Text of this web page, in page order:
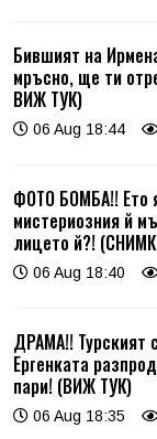
Бившият на
мръсно, ще ти
ВИЖ ТУК)
06 Aug 18:44
ФОТО БОМБА!! Ето
мистериозния й
лицето й?!
06 Aug 18:40
ДРАМА!! Турският
Ергенката
пари! (ВИЖ ТУК)
06 Aug 18:35